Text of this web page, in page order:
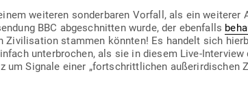
wei­teren son­der­baren Vorfall, als ein wei­terer
BBC abge­schnitten wurde, der eben­falls
stammen könnten! Es handelt sich
unter­brochen, als sie in diesem Live-
um Signale einer „fort­schritt­lichen außer­ir­di­schen